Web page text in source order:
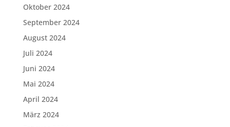
Oktober 2024
September 2024
August 2024
Juli 2024
Juni 2024
Mai 2024
April 2024
März 2024